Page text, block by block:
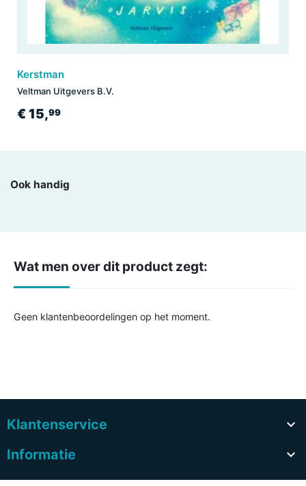
Kerstman
Veltman Uitgevers B.V.
€ 15,99
Ook handig
Wat men over dit product zegt:
Geen klantenbeoordelingen op het moment.
Klantenservice

Informatie
